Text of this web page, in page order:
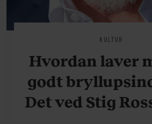
KULTUR
Hvordan laver
godt
Det ved Stig